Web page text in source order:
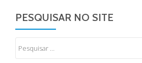
PESQUISAR NO SITE